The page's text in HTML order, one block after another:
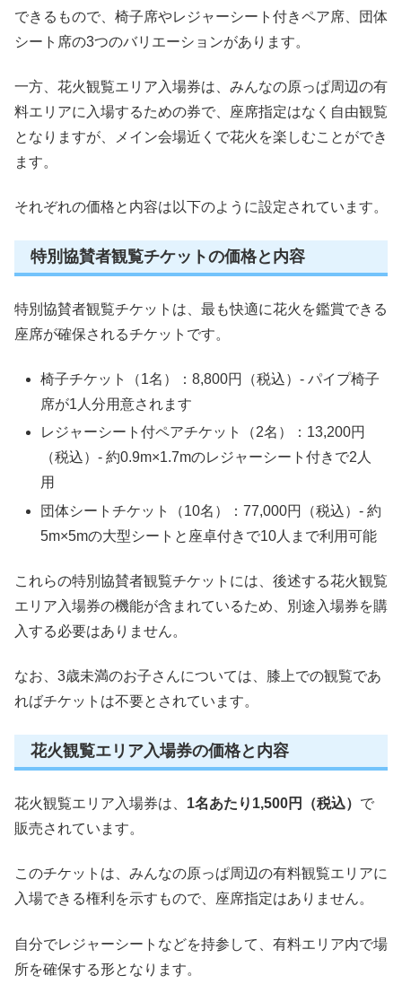
できるもので、椅子席やレジャーシート付きペア席、団体
シート席の3つのバリエーションがあります。
一方、花火観覧エリア入場券は、みんなの原っぱ周辺の有
料エリアに入場するための券で、座席指定はなく自由観覧
となりますが、メイン会場近くで花火を楽しむことができ
ます。
それぞれの価格と内容は以下のように設定されています。
特別協賛者観覧チケットの価格と内容
特別協賛者観覧チケットは、最も快適に花火を鑑賞できる
座席が確保されるチケットです。
椅子チケット（1名）：8,800円（税込）- パイプ椅子
席が1人分用意されます
レジャーシート付ペアチケット（2名）：13,200円
（税込）- 約0.9m×1.7mのレジャーシート付きで2人
用
団体シートチケット（10名）：77,000円（税込）- 約
5m×5mの大型シートと座卓付きで10人まで利用可能
これらの特別協賛者観覧チケットには、後述する花火観覧
エリア入場券の機能が含まれているため、別途入場券を購
入する必要はありません。
なお、3歳未満のお子さんについては、膝上での観覧であ
ればチケットは不要とされています。
花火観覧エリア入場券の価格と内容
花火観覧エリア入場券は、 1名あたり1,500円（税込） で
販売されています。
このチケットは、みんなの原っぱ周辺の有料観覧エリアに
入場できる権利を示すもので、座席指定はありません。
自分でレジャーシートなどを持参して、有料エリア内で場
所を確保する形となります。